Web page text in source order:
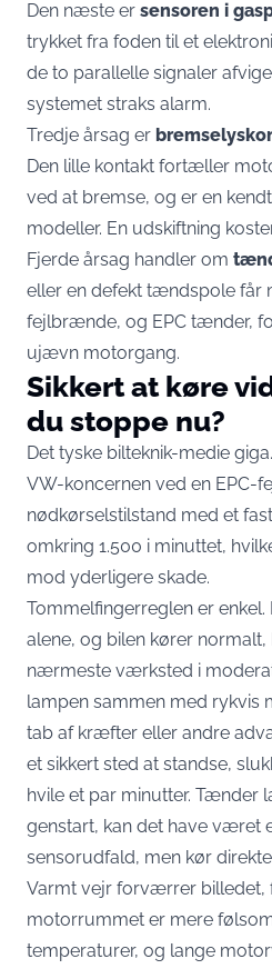
Den næste er sensoren i
trykket fra foden til et
de to parallelle signaler
systemet straks alarm.
Tredje årsag er
Den lille kontakt fortæller
ved at bremse, og er en
modeller. En udskiftning
Fjerde årsag handler om
eller en defekt tændspole får
fejlbrænde, og EPC tænder,
ujævn motorgang.
Sikkert at køre
du stoppe nu?
Det tyske bilteknik-medie
VW-koncernen ved en EPC-
nødkørselstilstand med et
omkring 1.500 i minuttet,
mod yderligere skade.
Tommelfingerreglen er enkel.
alene, og bilen kører
nærmeste værksted i
lampen sammen med
tab af kræfter eller andre
et sikkert sted at standse,
hvile et par minutter. Tænder
genstart, kan det have været
sensorudfald, men kør
Varmt vejr forværrer billedet,
motorrummet er mere
temperaturer, og lange